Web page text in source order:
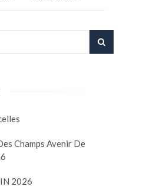
Champs Avenir De
2026